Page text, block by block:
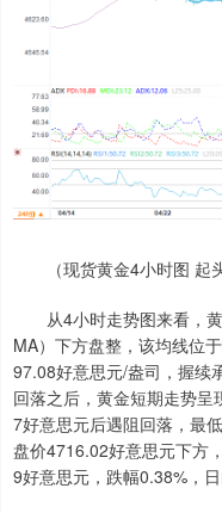
（现货黄金4小时图 起头
从4小时走势图来看，黄
MA）下方盘整，该均线位
97.08好意思元/盎司，握续
回落之后，黄金短期走势
7好意思元后遇阻回落，最
盘价4716.02好意思元下方
9好意思元，跌幅0.38%，